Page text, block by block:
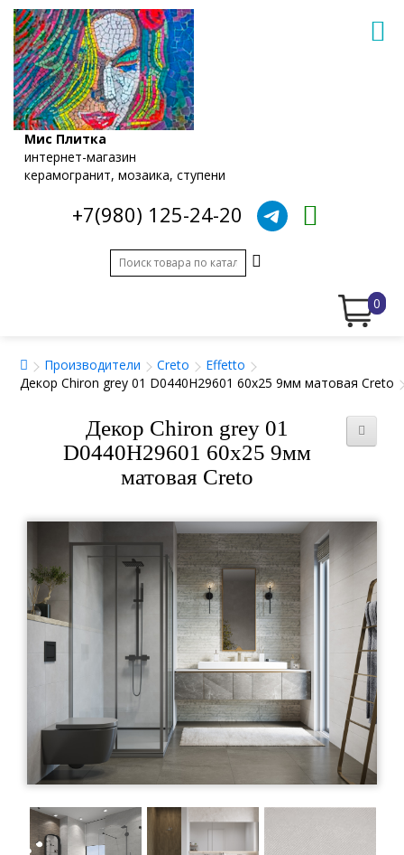
Мис Плитка
интернет-магазин
керамогранит, мозаика, ступени
+7(980) 125-24-20
0
Производители Creto
Effetto
Декор Chiron grey 01 D0440H29601 60x25 9мм матовая Creto
Декор Chiron grey 01
D0440H29601 60x25 9мм
матовая Creto